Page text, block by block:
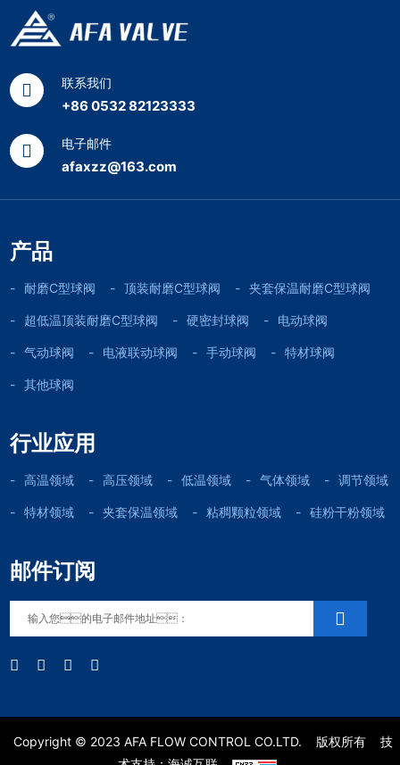
联系我们
+86 0532 82123333
电子邮件
afaxzz@163.com
产品
耐磨C型球阀 顶装耐磨C型球阀 夹套保温耐磨C型球阀
超低温顶装耐磨C型球阀 硬密封球阀 电动球阀
气动球阀 电液联动球阀 手动球阀 特材球阀
其他球阀
行业应用
高温领域 高压领域 低温领域 气体领域 调节领域
特材领域 夹套保温领域 粘稠颗粒领域 硅粉干粉领域
邮件订阅
Copyright © 2023 AFA FLOW CONTROL CO.LTD. 版权所有
技